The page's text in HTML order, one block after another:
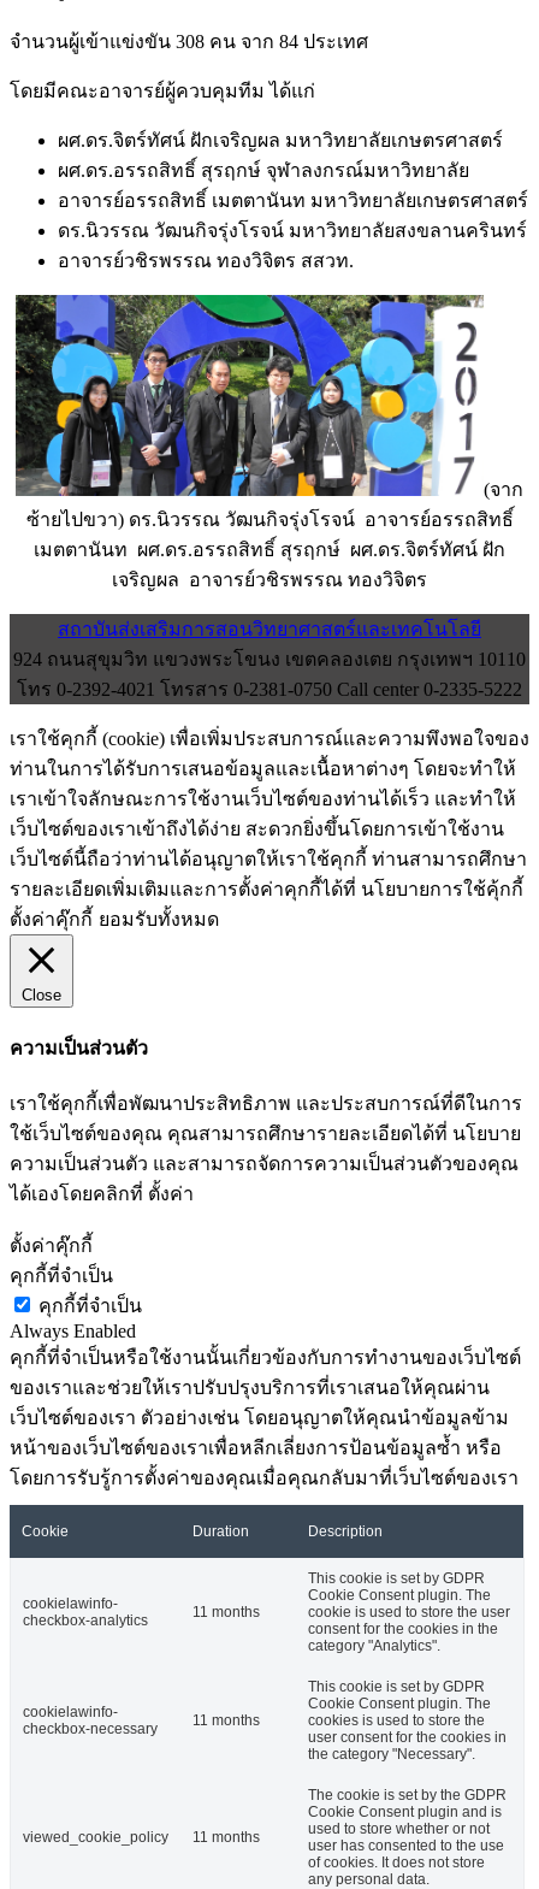
จำนวนผู้เข้าแข่งขัน 308 คน จาก 84 ประเทศ
โดยมีคณะอาจารย์ผู้ควบคุมทีม ได้แก่
ผศ.ดร.จิตร์ทัศน์ ฝักเจริญผล มหาวิทยาลัยเกษตรศาสตร์
ผศ.ดร.อรรถสิทธิ์ สุรฤกษ์ จุฬาลงกรณ์มหาวิทยาลัย
อาจารย์อรรถสิทธิ์ เมตตานันท มหาวิทยาลัยเกษตรศาสตร์
ดร.นิวรรณ วัฒนกิจรุ่งโรจน์ มหาวิทยาลัยสงขลานครินทร์
อาจารย์วชิรพรรณ ทองวิจิตร สสวท.
(จาก
ซ้ายไปขวา) ดร.นิวรรณ วัฒนกิจรุ่งโรจน์ อาจารย์อรรถสิทธิ์
เมตตานันท ผศ.ดร.อรรถสิทธิ์ สุรฤกษ์ ผศ.ดร.จิตร์ทัศน์ ฝัก
เจริญผล อาจารย์วชิรพรรณ ทองวิจิตร
สถาบันส่งเสริมการสอนวิทยาศาสตร์และเทคโนโลยี
924 ถนนสุขุมวิท แขวงพระโขนง เขตคลองเตย กรุงเทพฯ 10110
โทร 0-2392-4021 โทรสาร 0-2381-0750 Call center 0-2335-5222
เราใช้คุกกี้ (cookie) เพื่อเพิ่มประสบการณ์และความพึงพอใจของ
ท่านในการได้รับการเสนอข้อมูลและเนื้อหาต่างๆ โดยจะทำให้
เราเข้าใจลักษณะการใช้งานเว็บไซต์ของท่านได้เร็ว และทำให้
เว็บไซต์ของเราเข้าถึงได้ง่าย สะดวกยิ่งขึ้นโดยการเข้าใช้งาน
เว็บไซต์นี้ถือว่าท่านได้อนุญาตให้เราใช้คุกกี้ ท่านสามารถศึกษา
รายละเอียดเพิ่มเติมและการตั้งค่าคุกกี้ได้ที่ นโยบายการใช้คุ้กกี้
ตั้งค่าคุ๊กกี้ ยอมรับทั้งหมด
Close
ความเป็นส่วนตัว
เราใช้คุกกี้เพื่อพัฒนาประสิทธิภาพ และประสบการณ์ที่ดีในการ
ใช้เว็บไซต์ของคุณ คุณสามารถศึกษารายละเอียดได้ที่ นโยบาย
ความเป็นส่วนตัว และสามารถจัดการความเป็นส่วนตัวของคุณ
ได้เองโดยคลิกที่ ตั้งค่า
ตั้งค่าคุ๊กกี้
คุกกี้ที่จำเป็น
คุกกี้ที่จำเป็น
Always Enabled
คุกกี้ที่จำเป็นหรือใช้งานนั้นเกี่ยวข้องกับการทำงานของเว็บไซต์
ของเราและช่วยให้เราปรับปรุงบริการที่เราเสนอให้คุณผ่าน
เว็บไซต์ของเรา ตัวอย่างเช่น โดยอนุญาตให้คุณนำข้อมูลข้าม
หน้าของเว็บไซต์ของเราเพื่อหลีกเลี่ยงการป้อนข้อมูลซ้ำ หรือ
โดยการรับรู้การตั้งค่าของคุณเมื่อคุณกลับมาที่เว็บไซต์ของเรา
Cookie Duration Description
cookielawinfo-
checkbox-analytics
11 months
This cookie is set by GDPR
Cookie Consent plugin. The
cookie is used to store the user
consent for the cookies in the
category "Analytics".
cookielawinfo-
checkbox-necessary
11 months
This cookie is set by GDPR
Cookie Consent plugin. The
cookies is used to store the
user consent for the cookies in
the category "Necessary".
viewed_cookie_policy 11 months
The cookie is set by the GDPR
Cookie Consent plugin and is
used to store whether or not
user has consented to the use
of cookies. It does not store
any personal data.